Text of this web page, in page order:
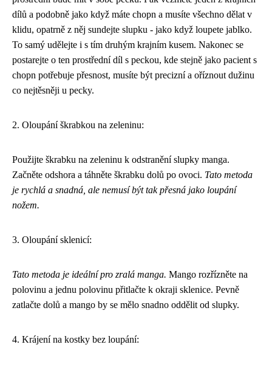
dílů a podobně jako když máte chopn a musíte všechno dělat v
klidu, opatrně z něj sundejte slupku - jako když loupete jablko.
To samý udělejte i s tím druhým krajním kusem. Nakonec se
postarejte o ten prostřední díl s peckou, kde stejně jako pacient s
chopn potřebuje přesnost, musíte být precizní a oříznout dužinu
co nejtěsněji u pecky.
2. Oloupání škrabkou na zeleninu:
Použijte škrabku na zeleninu k odstranění slupky manga.
Začněte odshora a táhněte škrabku dolů po ovoci. Tato metoda
je rychlá a snadná, ale nemusí být tak přesná jako loupání
nožem.
3. Oloupání sklenicí:
Tato metoda je ideální pro zralá manga. Mango rozřízněte na
polovinu a jednu polovinu přitlačte k okraji sklenice. Pevně
zatlačte dolů a mango by se mělo snadno oddělit od slupky.
4. Krájení na kostky bez loupání: